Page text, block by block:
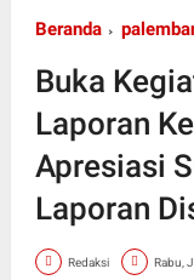
Beranda
Buka
Laporan
Apresiasi
Laporan
Redaksi Rabu,